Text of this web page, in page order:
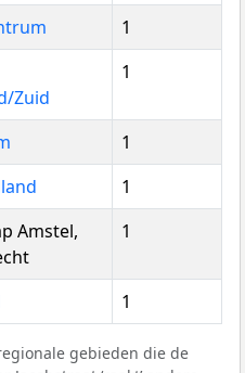
1
Zuid
1
1
1
Amstel,
1
1
gebieden die de